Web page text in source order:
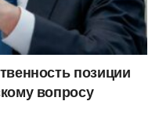
позиции
вопросу